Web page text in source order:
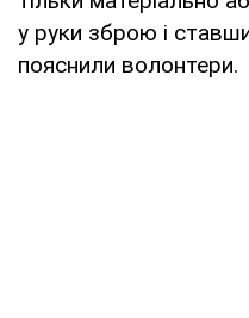
у руки зброю і
пояснили волонтери.